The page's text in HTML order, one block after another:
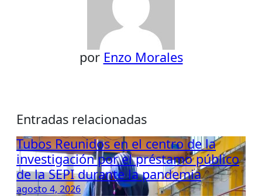
por Enzo Morales
Entradas relacionadas
Tubos Reunidos en el centro de la
investigación por el préstamo público
de la SEPI durante la pandemia
agosto 4, 2026